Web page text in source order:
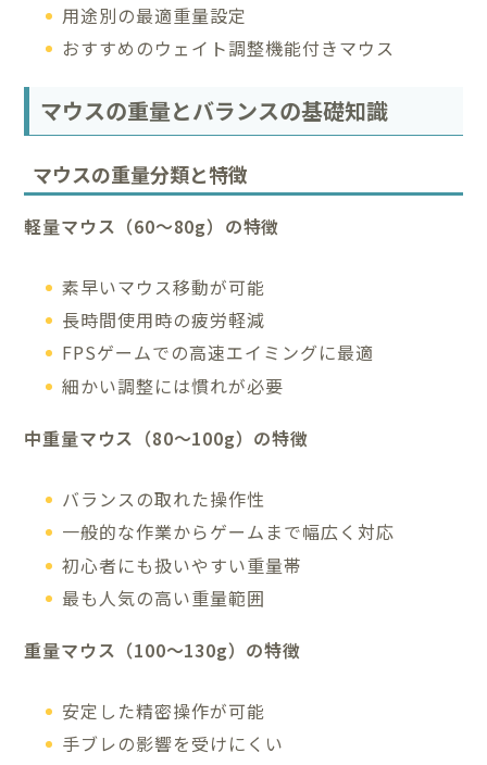
用途別の最適重量設定
おすすめのウェイト調整機能付きマウス
マウスの重量とバランスの基礎知識
マウスの重量分類と特徴
軽量マウス（60～80g）の特徴
素早いマウス移動が可能
長時間使用時の疲労軽減
FPSゲームでの高速エイミングに最適
細かい調整には慣れが必要
中重量マウス（80～100g）の特徴
バランスの取れた操作性
一般的な作業からゲームまで幅広く対応
初心者にも扱いやすい重量帯
最も人気の高い重量範囲
重量マウス（100～130g）の特徴
安定した精密操作が可能
手ブレの影響を受けにくい